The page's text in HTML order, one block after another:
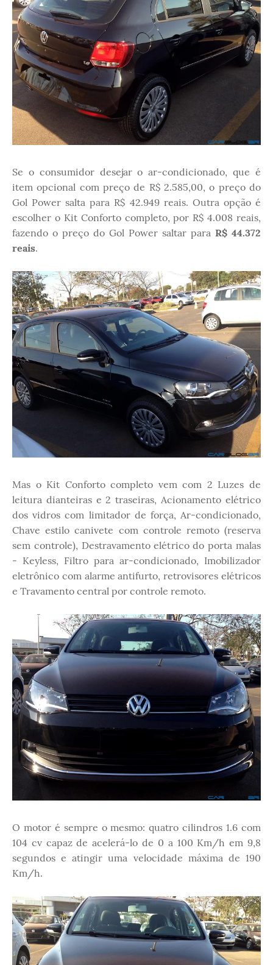
Se o consumidor desejar o ar-condicionado, que é
item opcional com preço de R$ 2.585,00, o preço do
Gol Power salta para R$ 42.949 reais. Outra opção é
escolher o Kit Conforto completo, por R$ 4.008 reais,
fazendo o preço do Gol Power saltar para R$ 44.372
reais.
Mas o Kit Conforto completo vem com 2 Luzes de
leitura dianteiras e 2 traseiras, Acionamento elétrico
dos vidros com limitador de força, Ar-condicionado,
Chave estilo canivete com controle remoto (reserva
sem controle), Destravamento elétrico do porta malas
- Keyless, Filtro para ar-condicionado, Imobilizador
eletrônico com alarme antifurto, retrovisores elétricos
e Travamento central por controle remoto.
O motor é sempre o mesmo: quatro cilindros 1.6 com
104 cv capaz de acelerá-lo de 0 a 100 Km/h em 9,8
segundos e atingir uma velocidade máxima de 190
Km/h.